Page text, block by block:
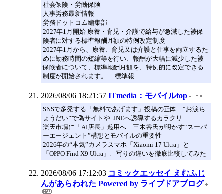
社会保険・労働保険
人事労務最新情報
労務ドットコム編集部
2027年1月開始 療養・育児・介護で給与が急減した被保
険者に対する標準報酬月額の特例改定制度
2027年1月から、療養、育児又は介護と仕事を両立するた
めに勤務時間の短縮等を行い、報酬が大幅に減少した被
保険者について、標準報酬月額を、特例的に改定できる
制度が開始されます。 標準報
2026/08/06 18:21:57 ITmedia：モバイルtop
SNSで多発する「無料であげます」投稿の正体 “お涙ち
ょうだい”で偽サイトやLINEへ誘導するカラクリ
楽天市場に「AI店長」起用へ 三木谷氏が明かす“スーパ
ーエージェント”構想とモバイルの重要性
2026年の“本気”カメラスマホ「Xiaomi 17 Ultra」と
「OPPO Find X9 Ultra」、写りの違いを徹底比較してみた
2026/08/06 17:12:03 コミックエッセイ えむふじ
んがあらわれた Powered by ライブドアブログ